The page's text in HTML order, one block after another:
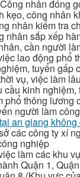
nhân đóng
kẹo, công nhân
nhân kiểm tra
nhân sắp xếp
cần người
lao động phổ
tuyển gấp
vụ, việc làm
cầu kinh
phổ thông lương
người làm
an giang
các công ty xí
nghiệp
làm các khu
Quận 1,